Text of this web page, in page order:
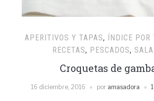
APERITIVOS Y TAPAS, ÍNDICE POR
RECETAS, PESCADOS,
Croquetas de
16 diciembre, 2016 por amasadora